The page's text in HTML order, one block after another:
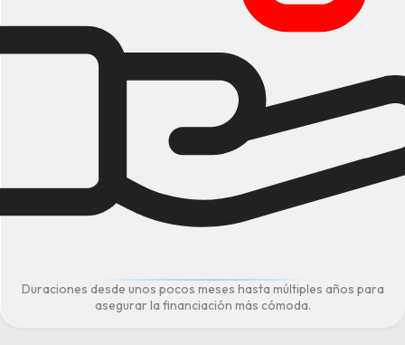
Duraciones desde unos pocos meses hasta múltiples años para
asegurar la financiación más cómoda.